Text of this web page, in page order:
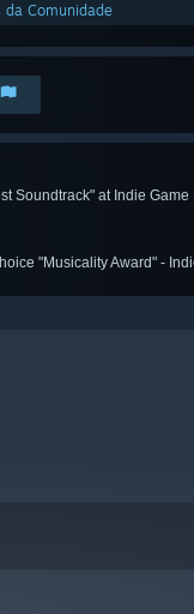
da Comunidade
Soundtrack" at Indie Game
"Musicality Award" -